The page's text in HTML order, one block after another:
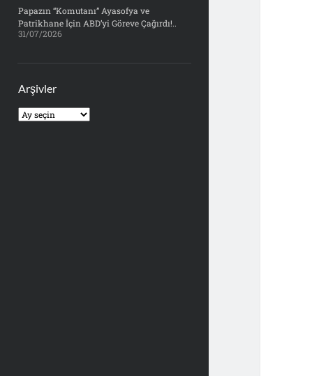
Papazın “Komutanı” Ayasofya ve
Patrikhane İçin ABD’yi Göreve Çağırdı!..
31/07/2026
Arşivler
Arşivler